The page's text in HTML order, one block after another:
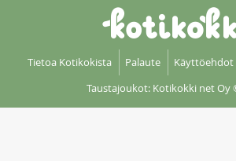
Tietoa Kotikokista Palaute Käyttöehdot
Taustajoukot: Kotikokki net Oy